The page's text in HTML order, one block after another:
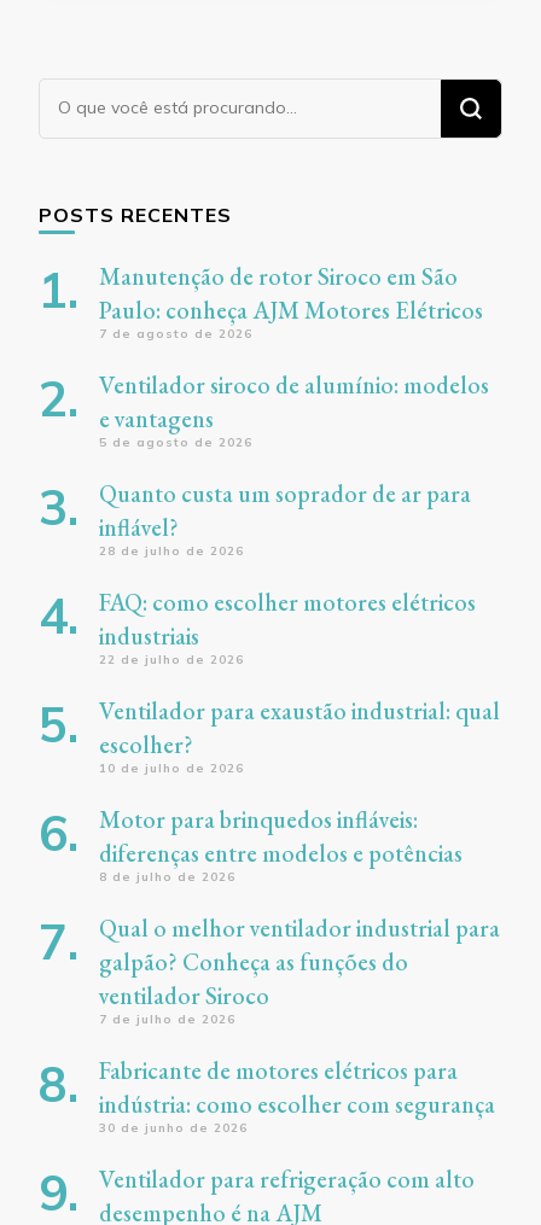
Procurando
algo?
POSTS RECENTES
Manutenção de rotor Siroco em São
Paulo: conheça AJM Motores Elétricos
7 de agosto de 2026
Ventilador siroco de alumínio: modelos
e vantagens
5 de agosto de 2026
Quanto custa um soprador de ar para
inflável?
28 de julho de 2026
FAQ: como escolher motores elétricos
industriais
22 de julho de 2026
Ventilador para exaustão industrial: qual
escolher?
10 de julho de 2026
Motor para brinquedos infláveis:
diferenças entre modelos e potências
8 de julho de 2026
Qual o melhor ventilador industrial para
galpão? Conheça as funções do
ventilador Siroco
7 de julho de 2026
Fabricante de motores elétricos para
indústria: como escolher com segurança
30 de junho de 2026
Ventilador para refrigeração com alto
desempenho é na AJM